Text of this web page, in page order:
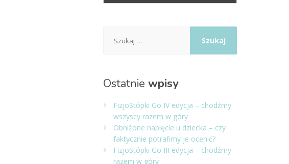
Ostatnie wpisy
FizjoStópki Go IV edycja – chodźmy
wszyscy razem w góry
Obniżone napięcie u dziecka – czy
faktycznie potrafimy je ocenić?
FizjoStópki Go III edycja – chodźmy
razem w góry